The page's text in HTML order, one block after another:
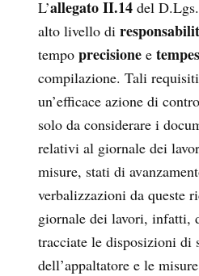
L’allegato II.14 del
alto livello di
tempo precisione e
compilazione. Tali
un’efficace azione di
solo da considerare i
relativi al giornale dei
misure, stati di
verbalizzazioni da queste
giornale dei lavori, infatti,
tracciate le disposizioni di
dell’appaltatore e le